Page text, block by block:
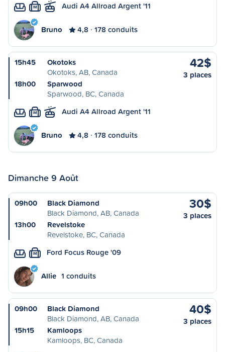
M Audi A4 Allroad Argent '11
Bruno 4,8 178 conduits
15h45
Okotoks
Okotoks, AB, Canada
18h00
Sparwood
Sparwood, BC, Canada
42$
3 places
M Audi A4 Allroad Argent '11
Bruno 4,8 178 conduits
Dimanche 9 Août
09h00
Black Diamond
Black Diamond, AB, Canada
13h00
Revelstoke
Revelstoke, BC, Canada
30$
3 places
M Ford Focus Rouge '09
Allie 1 conduits
09h00
Black Diamond
Black Diamond, AB, Canada
15h15
Kamloops
Kamloops, BC, Canada
40$
3 places